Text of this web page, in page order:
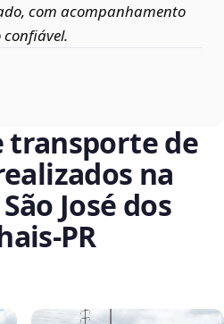
com acompanhamento
transporte de
na
José dos